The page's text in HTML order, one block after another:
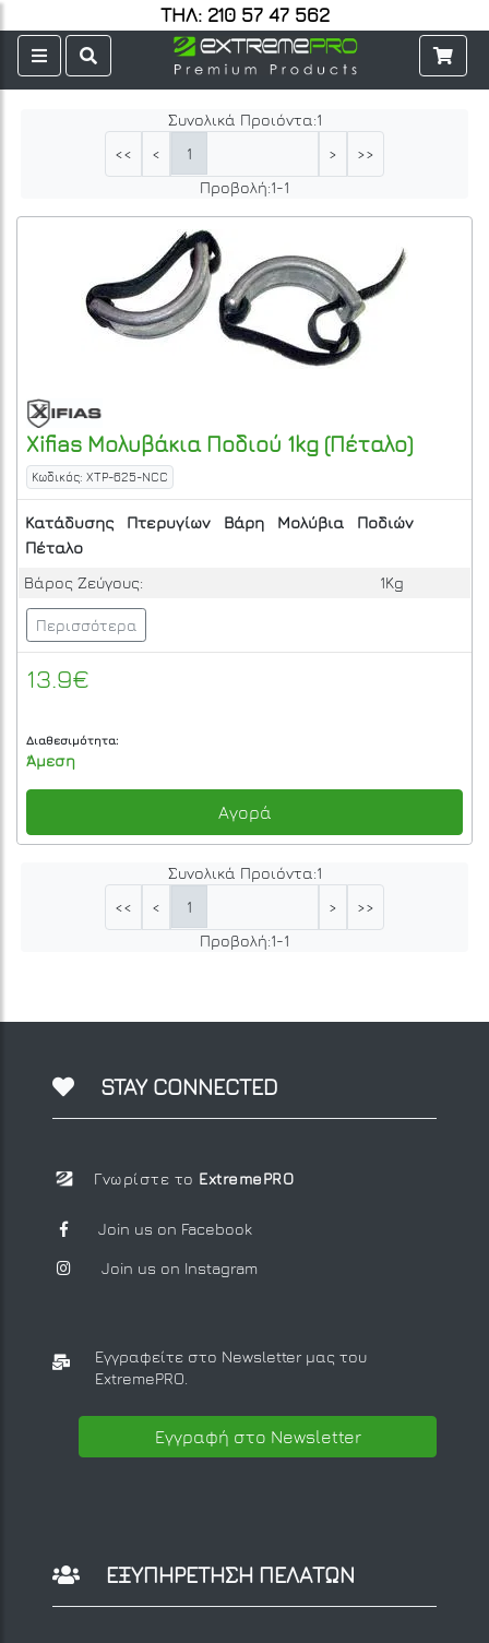
ΤΗΛ: 210 57 47 562
Συνολικά Προιόντα:1
<<
< 1 >
>>
Προβολή:1-1
Xifias Μολυβάκια Ποδιού 1kg (Πέταλο)
Κωδικός: XTP-625-NCC
Κατάδυσης Πτερυγίων Βάρη Μολύβια
Ποδιών
Πέταλο
Βάρος Ζεύγους:
1Kg
Περισσότερα
13.9€
Διαθεσιμότητα:
Άμεση
Αγορά
Συνολικά Προιόντα:1
<<
< 1 >
>>
Προβολή:1-1
STAY CONNECTED
Γνωρίστε το ExtremePRO
Join us on Facebook
Join us on Instagram
Εγγραφείτε στο Newsletter μας του
ExtremePRO.
Εγγραφή στο Newsletter
ΕΞΥΠΗΡΕΤΗΣΗ ΠΕΛΑΤΩΝ